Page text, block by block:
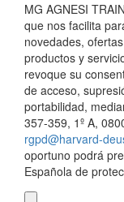
MG AGNESI
que nos facilita
novedades,
productos y
revoque su
de acceso,
portabilidad,
357-359, 1º A,
rgpd@harvard-
oportuno podrá
Española de